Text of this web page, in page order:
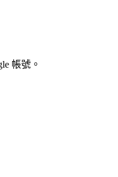
帳號。